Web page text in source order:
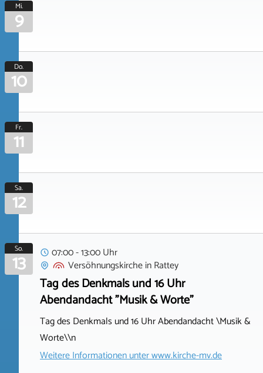
Mi.
9
Do.
10
Fr.
11
Sa.
12
So.
13
07:00 - 13:00 Uhr
VersöhnungskircheinRattey
Tag des Denkmals und 16 Uhr
Abendandacht "Musik & Worte"
Tag des Denkmals und 16 Uhr Abendandacht \Musik &
Worte\\n
Weitere Informationen unterwww.kirche-mv.de